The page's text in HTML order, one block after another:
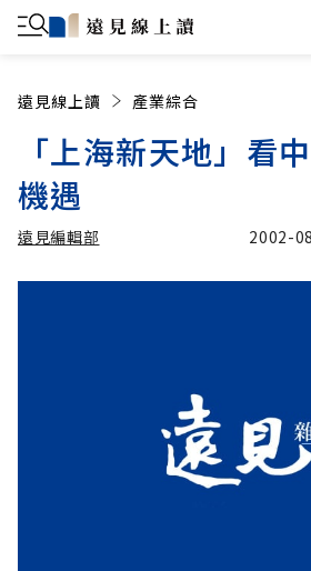
遠見線上讀 產業綜合
「上海新天地」看
機遇
遠見編輯部 2002-